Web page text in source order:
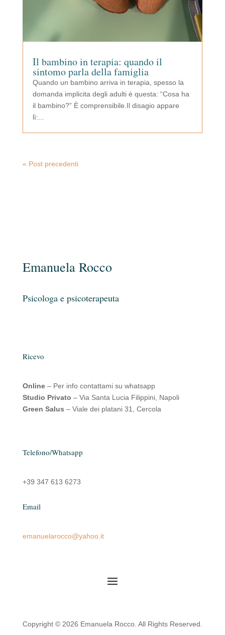
Il bambino in terapia: quando il
sintomo parla della famiglia
Quando un bambino arriva in terapia, spesso la
domanda implicita degli adulti è questa: “Cosa ha
il bambino?” È comprensibile.Il disagio appare
lì:...
« Post precedenti
Emanuela Rocco
Psicologa e psicoterapeuta
Ricevo
Online– Per info contattami su whatsapp
Studio Privato – Via Santa Lucia Filippini, Napoli
Green Salus – Viale dei platani 31, Cercola
Telefono/Whatsapp
+39 347 613 6273
Email
emanuelarocco@yahoo.it
Copyright © 2026 Emanuela Rocco. All Rights Reserved.